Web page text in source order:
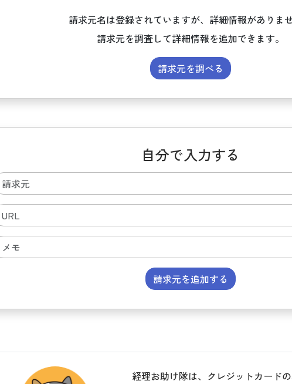
請求元名は登録されていますが、詳細情報がありませ
請求元を調査して詳細情報を追加できます。
請求元を調べる
自分で入力する
請求元を追加する
経理お助け隊は、クレジットカード